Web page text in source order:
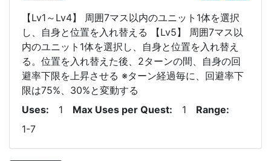
【Lv1～Lv4】 周囲7マス以内のユニット1体を選択
し、自身と位置を入れ替える 【Lv5】 周囲7マス以
内のユニット1体を選択し、自身と位置を入れ替え
る。位置を入れ替えた後、2ターンの間、自身の回
避率下限を上昇させる ※ターン経過毎に、回避率下
限は75%、30%と変動する
Uses
1 Max Uses per Quest 1
Range
1-7